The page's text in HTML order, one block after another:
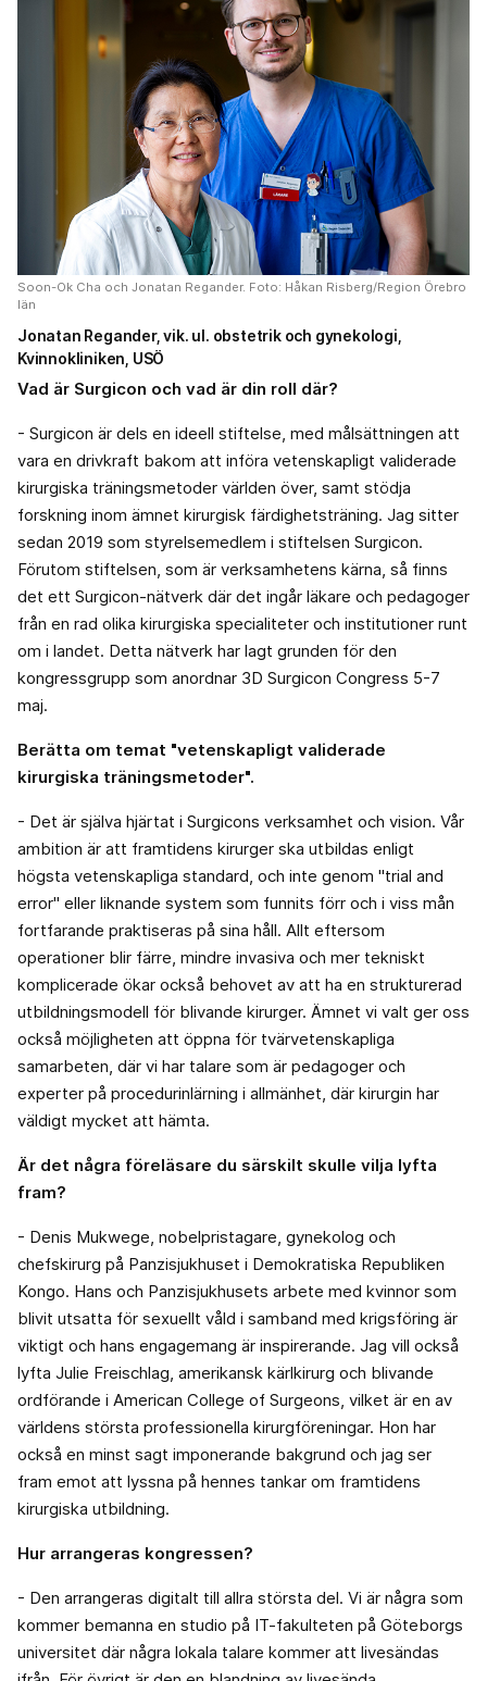
Soon-Ok Cha och Jonatan Regander. Foto: Håkan Risberg/Region Örebro
län
Jonatan Regander, vik. ul. obstetrik och gynekologi,
Kvinnokliniken, USÖ
Vad är Surgicon och vad är din roll där?
- Surgicon är dels en ideell stiftelse, med målsättningen att
vara en drivkraft bakom att införa vetenskapligt validerade
kirurgiska träningsmetoder världen över, samt stödja
forskning inom ämnet kirurgisk färdighetsträning. Jag sitter
sedan 2019 som styrelsemedlem i stiftelsen Surgicon.
Förutom stiftelsen, som är verksamhetens kärna, så finns
det ett Surgicon-nätverk där det ingår läkare och pedagoger
från en rad olika kirurgiska specialiteter och institutioner runt
om i landet. Detta nätverk har lagt grunden för den
kongressgrupp som anordnar 3D Surgicon Congress 5-7
maj.
Berätta om temat "vetenskapligt validerade
kirurgiska träningsmetoder".
- Det är själva hjärtat i Surgicons verksamhet och vision. Vår
ambition är att framtidens kirurger ska utbildas enligt
högsta vetenskapliga standard, och inte genom "trial and
error" eller liknande system som funnits förr och i viss mån
fortfarande praktiseras på sina håll. Allt eftersom
operationer blir färre, mindre invasiva och mer tekniskt
komplicerade ökar också behovet av att ha en strukturerad
utbildningsmodell för blivande kirurger. Ämnet vi valt ger oss
också möjligheten att öppna för tvärvetenskapliga
samarbeten, där vi har talare som är pedagoger och
experter på procedurinlärning i allmänhet, där kirurgin har
väldigt mycket att hämta.
Är det några föreläsare du särskilt skulle vilja lyfta
fram?
- Denis Mukwege, nobelpristagare, gynekolog och
chefskirurg på Panzisjukhuset i Demokratiska Republiken
Kongo. Hans och Panzisjukhusets arbete med kvinnor som
blivit utsatta för sexuellt våld i samband med krigsföring är
viktigt och hans engagemang är inspirerande. Jag vill också
lyfta Julie Freischlag, amerikansk kärlkirurg och blivande
ordförande i American College of Surgeons, vilket är en av
världens största professionella kirurgföreningar. Hon har
också en minst sagt imponerande bakgrund och jag ser
fram emot att lyssna på hennes tankar om framtidens
kirurgiska utbildning.
Hur arrangeras kongressen?
- Den arrangeras digitalt till allra största del. Vi är några som
kommer bemanna en studio på IT-fakulteten på Göteborgs
universitet där några lokala talare kommer att livesändas